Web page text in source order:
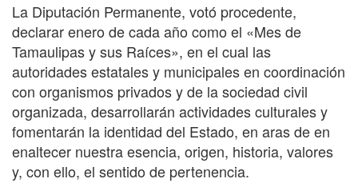
La Diputación Permanente, votó procedente,
declarar enero de cada año como el «Mes de
Tamaulipas y sus Raíces», en el cual las
autoridades estatales y municipales en coordinación
con organismos privados y de la sociedad civil
organizada, desarrollarán actividades culturales y
fomentarán la identidad del Estado, en aras de en
enaltecer nuestra esencia, origen, historia, valores
y, con ello, el sentido de pertenencia.